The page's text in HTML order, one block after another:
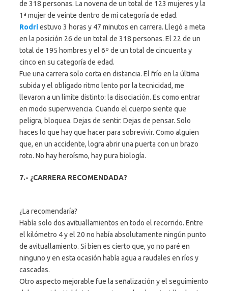
de 318 personas. La novena de un total de 123 mujeres y la
1ª mujer de veinte dentro de mi categoría de edad.
Rodriestuvo 3 horas y 47 minutos en carrera. Llegó a meta
en la posición 26 de un total de 318 personas. El 22 de un
total de 195 hombres y el 6º de un total de cincuenta y
cinco en su categoría de edad.
Fue una carrera solo corta en distancia. El frío en la última
subida y el obligado ritmo lento por la tecnicidad, me
llevaron a un límite distinto: la disociación. Es como entrar
en modo supervivencia. Cuando el cuerpo siente que
peligra, bloquea. Dejas de sentir. Dejas de pensar. Solo
haces lo que hay que hacer para sobrevivir. Como alguien
que, en un accidente, logra abrir una puerta con un brazo
roto. No hay heroísmo, hay pura biología.
7.- ¿CARRERA RECOMENDADA?
¿La recomendaría?
Había solo dos avituallamientos en todo el recorrido. Entre
el kilómetro 4 y el 20 no había absolutamente ningún punto
de avituallamiento. Si bien es cierto que, yo no paré en
ninguno y en esta ocasión había agua a raudales en ríos y
cascadas.
Otro aspecto mejorable fue la señalización y el seguimiento